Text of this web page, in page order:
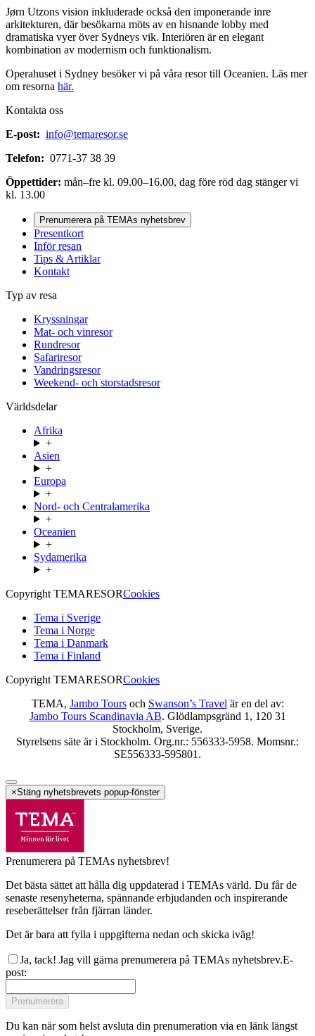
Jørn Utzons vision inkluderade också den imponerande inre
arkitekturen, där besökarna möts av en hisnande lobby med
dramatiska vyer över Sydneys vik. Interiören är en elegant
kombination av modernism och funktionalism.
Operahuset i Sydney besöker vi på våra resor till Oceanien. Läs mer
om resorna här.
Kontakta oss
E-post: info@temaresor.se
Telefon: 0771-37 38 39
Öppettider: mån–fre kl. 09.00–16.00, dag före röd dag stänger vi
kl. 13.00
Prenumerera på TEMAs nyhetsbrev
Presentkort
Inför resan
Tips & Artiklar
Kontakt
Typ av resa
Kryssningar
Mat- och vinresor
Rundresor
Safariresor
Vandringsresor
Weekend- och storstadsresor
Världsdelar
Afrika
+
Asien
+
Europa
+
Nord- och Centralamerika
+
Oceanien
+
Sydamerika
+
Copyright TEMARESORCookies
Tema i Sverige
Tema i Norge
Tema i Danmark
Tema i Finland
Copyright TEMARESORCookies
TEMA, Jambo Toursoch Swanson’s Travel är en del av:
Jambo Tours Scandinavia AB. Glödlampsgränd 1, 120 31
Stockholm, Sverige.
Styrelsens säte är i Stockholm. Org.nr.: 556333-5958. Momsnr.:
SE556333-595801.
×Stäng nyhetsbrevets popup-fönster
Prenumerera på TEMAs nyhetsbrev!
Det bästa sättet att hålla dig uppdaterad i TEMAs värld. Du får de
senaste resenyheterna, spännande erbjudanden och inspirerande
reseberättelser från fjärran länder.
Det är bara att fylla i uppgifterna nedan och skicka iväg!
Ja, tack! Jag vill gärna prenumerera på TEMAs nyhetsbrev.E-
post:
Prenumerera
Du kan när som helst avsluta din prenumeration via en länk längst